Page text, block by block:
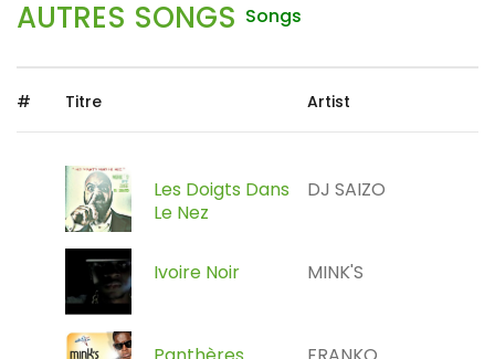
AUTRES SONGS Songs
# Titre Artist
Les Doigts Dans
Le Nez
DJ SAIZO
Ivoire Noir MINK'S